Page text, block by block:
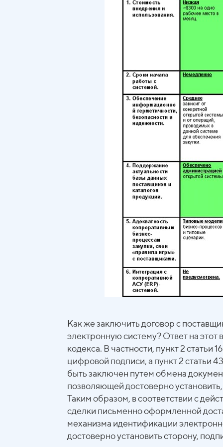
Как же заключить договор с
электронную систему? Ответ на этот
кодекса. В частности, пункт 2 статьи
цифровой подписи, а пункт 2 статьи
быть заключен путем обмена
позволяющей достоверно
Таким образом, в соответствии с
сделки письменно оформленной
механизма идентификации
достоверно установить сторону,